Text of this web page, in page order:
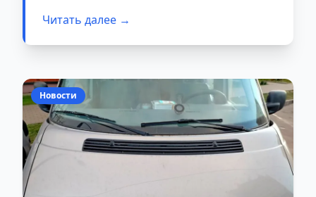
гродненец знал, где хранятся ключи от
чужого автомобиля, и решил покататься.
Читать далее →
Новости